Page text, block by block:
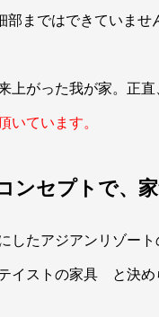
まではできていませ
がった我が家。正直
いています。
ンセプトで、
したアジアンリゾート
イストの家具 と決め